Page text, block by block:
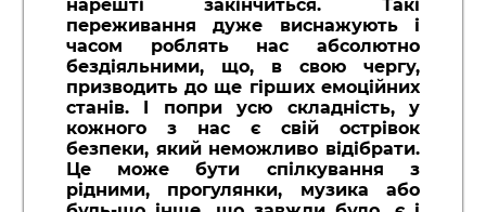
нарешті закінчиться. Такі
переживання дуже виснажують і
часом роблять нас абсолютно
бездіяльними, що, в свою чергу,
призводить до ще гірших емоційних
станів. I попри усю складність, у
кожного з нас є свій острівок
безпеки, який неможливо відібрати.
Це може бути спілкування з
рідними, прогулянки, музика або